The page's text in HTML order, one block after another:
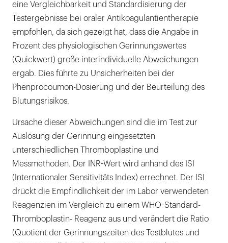
eine Vergleichbarkeit und Standardisierung der
Testergebnisse bei oraler Antikoagulantientherapie
empfohlen, da sich gezeigt hat, dass die Angabe in
Prozent des physiologischen Gerinnungswertes
(Quickwert) große interindividuelle Abweichungen
ergab. Dies führte zu Unsicherheiten bei der
Phenprocoumon-Dosierung und der Beurteilung des
Blutungsrisikos.
Ursache dieser Abweichungen sind die im Test zur
Auslösung der Gerinnung eingesetzten
unterschiedlichen Thromboplastine und
Messmethoden. Der INR-Wert wird anhand des ISI
(Internationaler Sensitivitäts Index) errechnet. Der ISI
drückt die Empfindlichkeit der im Labor verwendeten
Reagenzien im Vergleich zu einem WHO-Standard-
Thromboplastin- Reagenz aus und verändert die Ratio
(Quotient der Gerinnungszeiten des Testblutes und